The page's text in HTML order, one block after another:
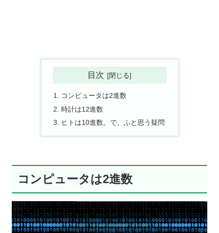
目次
コンピュータは2進数
時計は12進数
ヒトは10進数。で、ふと思う疑問
コンピュータは2進数